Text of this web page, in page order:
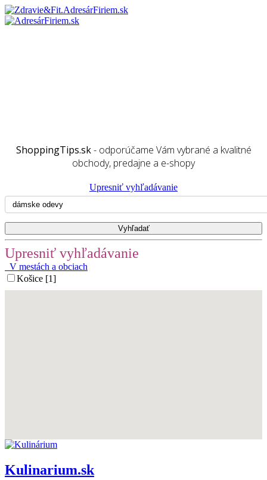
ShoppingTips.sk- odporúčame Vám vybrané a kvalitné
obchody, predajne a e-shopy
Upresniť vyhľadávanie
Upresniť vyhľadávanie
V mestách a obciach
Košice [1]
Kulinarium.sk